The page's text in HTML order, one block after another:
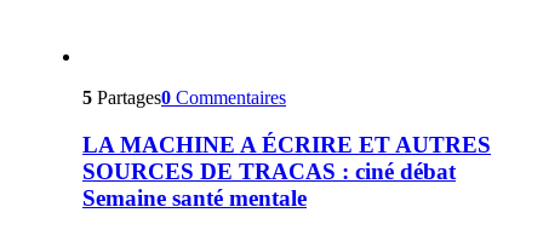
5 Partages0 Commentaires
LA MACHINE A ÉCRIRE ET AUTRES
SOURCES DE TRACAS : ciné débat
Semaine santé mentale